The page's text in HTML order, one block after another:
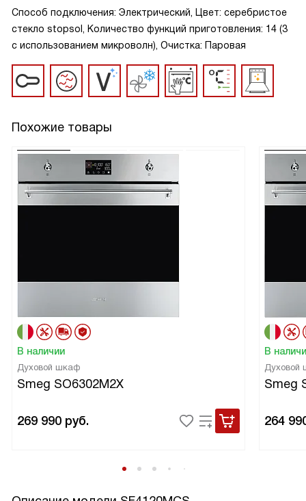
Способ подключения: Электрический, Цвет: серебристое
стекло stopsol, Количество функций приготовления: 14 (3
с использованием микроволн), Очистка: Паровая
Похожие товары
В наличии
Духовой шкаф
Smeg SO6302M2X
269 990 руб.
В
Духовой
Smeg
264